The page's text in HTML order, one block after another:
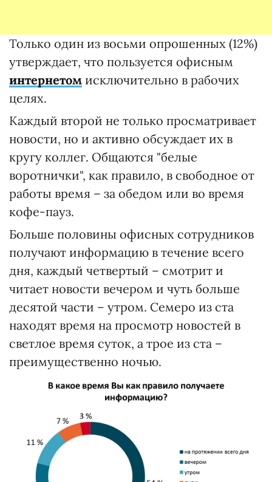
Только один из восьми опрошенных (12%)
утверждает, что пользуется офисным
интернетом исключительно в рабочих
целях.
Каждый второй не только просматривает
новости, но и активно обсуждает их в
кругу коллег. Общаются "белые
воротнички", как правило, в свободное от
работы время – за обедом или во время
кофе-пауз.
Больше половины офисных сотрудников
получают информацию в течение всего
дня, каждый четвертый – смотрит и
читает новости вечером и чуть больше
десятой части – утром. Семеро из ста
находят время на просмотр новостей в
светлое время суток, а трое из ста –
преимущественно ночью.